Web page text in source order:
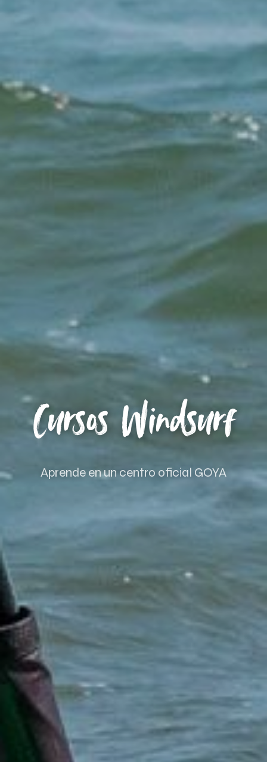
Cursos Windsurf
Aprende en un centro oficial GOYA